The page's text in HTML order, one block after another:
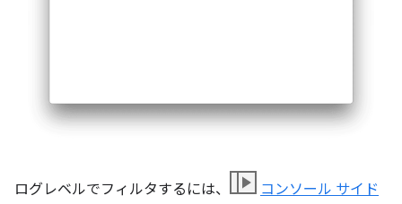
ログレベルでフィルタするには、
コンソール サイド